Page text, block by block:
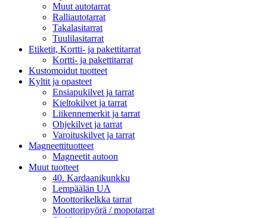
Muut autotarrat
Ralliautotarrat
Takalasitarrat
Tuulilasitarrat
Etiketit, Kortti- ja pakettitarrat
Kortti- ja pakettitarrat
Kustomoidut tuotteet
Kyltit ja opasteet
Ensiapukilvet ja tarrat
Kieltokilvet ja tarrat
Liikennemerkit ja tarrat
Ohjekilvet ja tarrat
Varoituskilvet ja tarrat
Magneettituotteet
Magneetit autoon
Muut tuotteet
40. Kardaanikunkku
Lempäälän UA
Moottorikelkka tarrat
Moottoripyörä / mopotarrat